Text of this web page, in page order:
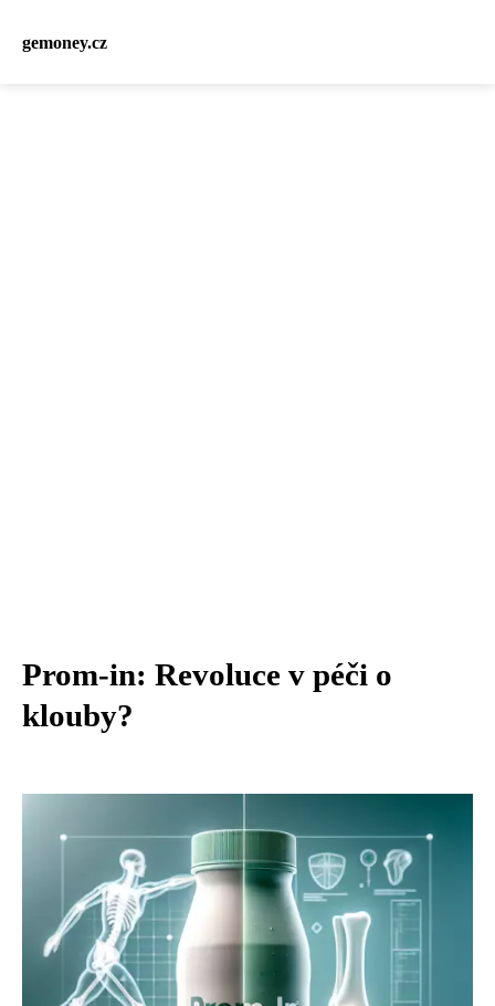
gemoney.cz
Prom-in: Revoluce v péči o
klouby?